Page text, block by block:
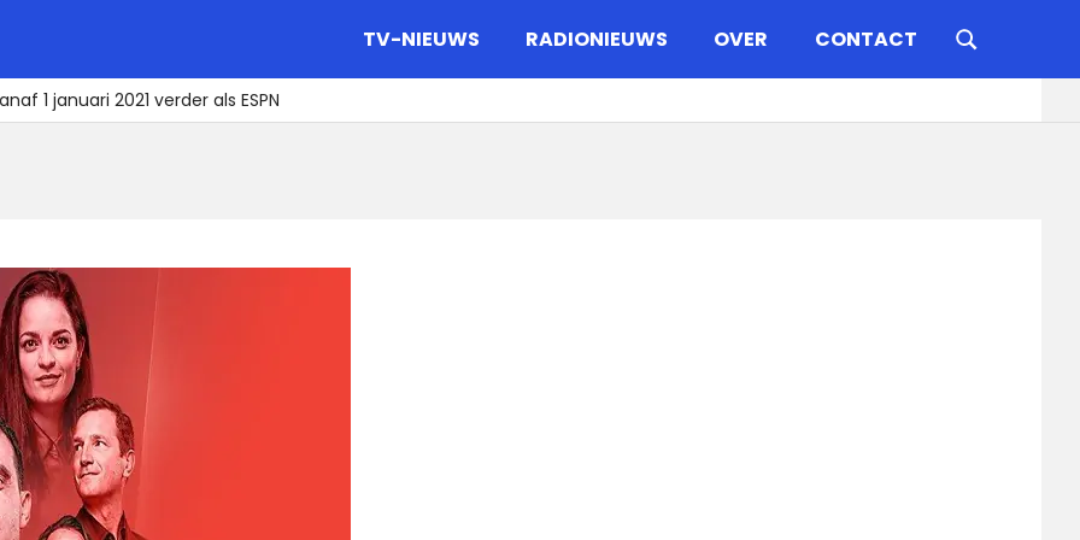
TV-NIEUWS RADIONIEUWS OVER CONTACT
1 januari 2021 verder als ESPN